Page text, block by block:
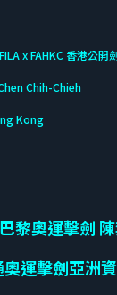
x FAHKC 香港公開
Chih-Chieh
Kong
黎奧運擊劍
奧運擊劍亞洲